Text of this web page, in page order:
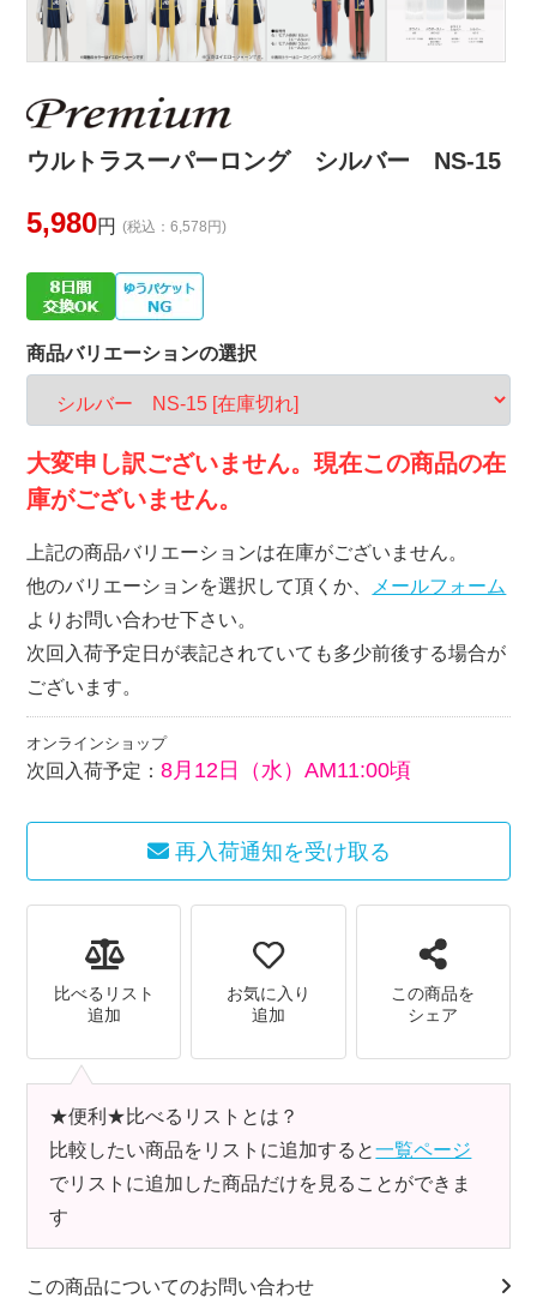
ウルトラスーパーロング シルバー NS-15
5,980円 (税込：6,578円)
商品バリエーションの選択
大変申し訳ございません。現在この商品の在
庫がございません。
上記の商品バリエーションは在庫がございません。
他のバリエーションを選択して頂くか、 メールフォーム
よりお問い合わせ下さい。
次回入荷予定日が表記されていても多少前後する場合が
ございます。
オンラインショップ
次回入荷予定：8月12日（水）AM11:00頃
再入荷通知を受け取る
比べるリスト
追加
お気に入り
追加
この商品を
シェア
★便利★比べるリストとは？
比較したい商品をリストに追加すると一覧ページ
でリストに追加した商品だけを見ることができま
す
この商品についてのお問い合わせ